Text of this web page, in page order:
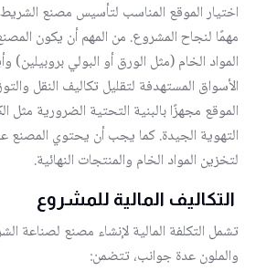
اختيار الموقع المناسب لتأسيس مصنع
مهمًا لنجاح المشروع. من المهم أن يكون
المواد الخام (مثل الورق أو البولي بروبيلين)
الأسواق المستهدفة لتقليل تكاليف النقل
الموقع مجهزًا بالبنية التحتية الضرورية مثل
التهوية الجيدة. كما يجب أن يحتوي المصنع
لتخزين المواد الخام والمنتجات النهائية.
التكاليف المالية للمشروع
تشمل التكلفة المالية لإنشاء مصنع لصناعة
والملون عدة جوانب، تتضمن: